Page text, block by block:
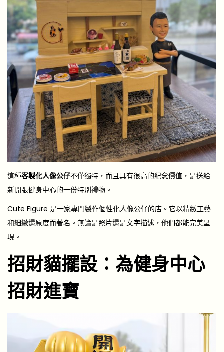
這種客製化人像公仔不僅獨特，而且具有很高的紀念價值，是送給
新開張健身中心的一份特別禮物。
Cute Figure 是一家專門製作個性化人像公仔的店。它以精緻工藝
和細緻還原度而著名。無論是照片還是文字描述，他們都能完美呈
現。
招財貓擺設：為健身中心
招財進寶